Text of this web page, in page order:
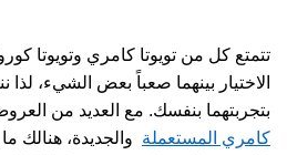
تتمتع كل من تويوتا كامري وتويوتا
الاختيار بينهما صعباً بعض الشيء،
بتجربتهما بنفسك. مع العديد من
كامري المستعملة والجديدة، هنالك